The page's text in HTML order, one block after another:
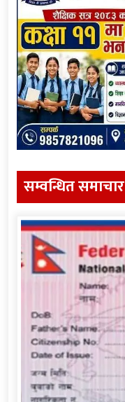
सम्वन्धित समाचार